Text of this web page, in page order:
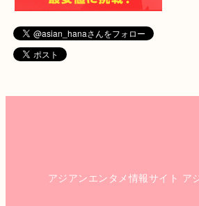
アジアンエンタメ情報サイト ア